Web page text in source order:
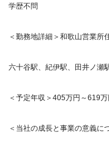
学歴不問
＜勤務地詳細＞和歌山営業所
六十谷駅、紀伊駅、田井ノ瀬
＜予定年収＞405万円～619
＜当社の成長と事業の意義